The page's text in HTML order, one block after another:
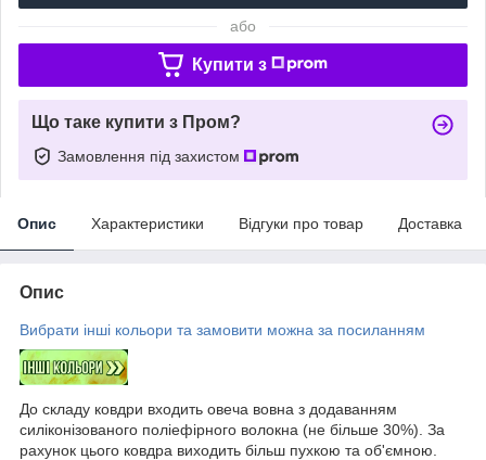
або
Купити з
Що таке купити з Пром?
Замовлення під захистом
Опис Характеристики Відгуки про товар Доставка
Опис
Вибрати інші кольори та замовити можна за посиланням
До складу ковдри входить овеча вовна з додаванням
силіконізованого поліефірного волокна (не більше 30%). За
рахунок цього ковдра виходить більш пухкою та об'ємною.